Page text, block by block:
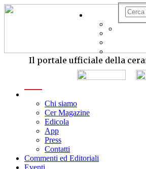
Il portale ufficiale della
Chi siamo
Cer Magazine
Edicola
App
Press
Contatti
Commenti ed Editoriali
Eventi